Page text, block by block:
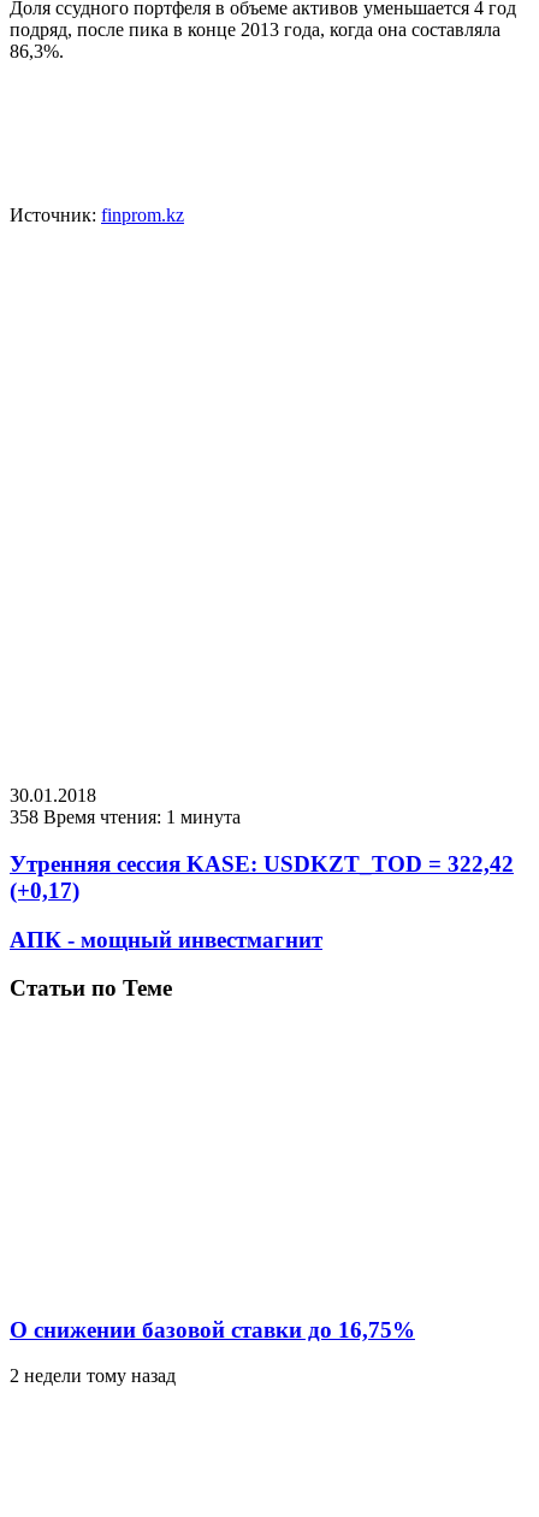
Доля ссудного портфеля в объеме активов уменьшается 4 год
подряд, после пика в конце 2013 года, когда она составляла
86,3%.
Источник: finprom.kz
30.01.2018
358 Время чтения: 1 минута
Утренняя сессия KASE: USDKZT_TOD = 322,42
(+0,17)
АПК - мощный инвестмагнит
Статьи по Теме
О снижении базовой ставки до 16,75%
2 недели тому назад